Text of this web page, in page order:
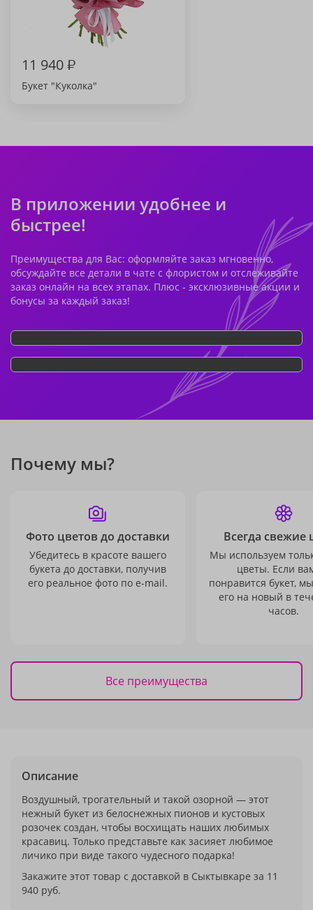
11 940₽
Букет "Куколка"
В приложении удобнее и
быстрее!
Преимущества для Вас: оформляйте заказ мгновенно,
обсуждайте все детали в чате с флористом и отслеживайте
заказ онлайн на всех этапах. Плюс - эксклюзивные акции и
бонусы за каждый заказ!
Почему мы?
Фото цветов до доставки
Убедитесь в красоте вашего
букета до доставки, получив
его реальное фото по e-mail.
Всегда свежие
Мы используем
цветы. Если
понравится букет,
его на новый в
часов.
Все преимущества
Описание
Воздушный, трогательный и такой озорной — этот
нежный букет из белоснежных пионов и кустовых
розочек создан, чтобы восхищать наших любимых
красавиц. Только представьте как засияет любимое
личико при виде такого чудесного подарка!
Закажите этот товар с доставкой в Сыктывкаре за 11
940 руб.